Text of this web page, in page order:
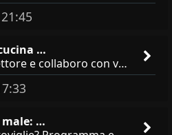
…
In realtà, io sono del settore e collaboro con vari negozi, ti possono dire che sono tutti brand abbastanza simili come
male: …